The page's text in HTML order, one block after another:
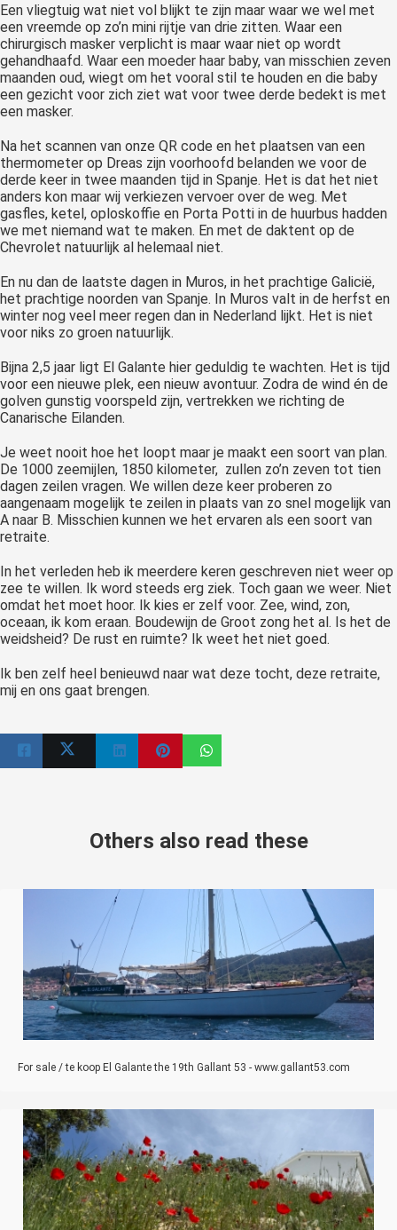
Een vliegtuig wat niet vol blijkt te zijn maar waar we wel met
een vreemde op zo’n mini rijtje van drie zitten. Waar een
chirurgisch masker verplicht is maar waar niet op wordt
gehandhaafd. Waar een moeder haar baby, van misschien zeven
maanden oud, wiegt om het vooral stil te houden en die baby
een gezicht voor zich ziet wat voor twee derde bedekt is met
een masker.
Na het scannen van onze QR code en het plaatsen van een
thermometer op Dreas zijn voorhoofd belanden we voor de
derde keer in twee maanden tijd in Spanje. Het is dat het niet
anders kon maar wij verkiezen vervoer over de weg. Met
gasfles, ketel, oploskoffie en Porta Potti in de huurbus hadden
we met niemand wat te maken. En met de daktent op de
Chevrolet natuurlijk al helemaal niet.
En nu dan de laatste dagen in Muros, in het prachtige Galicië,
het prachtige noorden van Spanje. In Muros valt in de herfst en
winter nog veel meer regen dan in Nederland lijkt. Het is niet
voor niks zo groen natuurlijk.
Bijna 2,5 jaar ligt El Galante hier geduldig te wachten. Het is tijd
voor een nieuwe plek, een nieuw avontuur. Zodra de wind én de
golven gunstig voorspeld zijn, vertrekken we richting de
Canarische Eilanden.
Je weet nooit hoe het loopt maar je maakt een soort van plan.
De 1000 zeemijlen, 1850 kilometer, zullen zo’n zeven tot tien
dagen zeilen vragen. We willen deze keer proberen zo
aangenaam mogelijk te zeilen in plaats van zo snel mogelijk van
A naar B. Misschien kunnen we het ervaren als een soort van
retraite.
In het verleden heb ik meerdere keren geschreven niet weer op
zee te willen. Ik word steeds erg ziek. Toch gaan we weer. Niet
omdat het moet hoor. Ik kies er zelf voor. Zee, wind, zon,
oceaan, ik kom eraan. Boudewijn de Groot zong het al. Is het de
weidsheid? De rust en ruimte? Ik weet het niet goed.
Ik ben zelf heel benieuwd naar wat deze tocht, deze retraite,
mij en ons gaat brengen.
Others also read these
For sale / te koop El Galante the 19th Gallant 53 - www.gallant53.com